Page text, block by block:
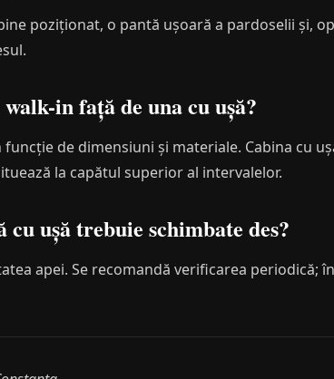
poziționat, o pantă ușoară a pardoselii și,
in față de una cu ușă?
de dimensiuni și materiale. Cabina cu
la capătul superior al intervalelor.
ușă trebuie schimbate des?
apei. Se recomandă verificarea periodică;